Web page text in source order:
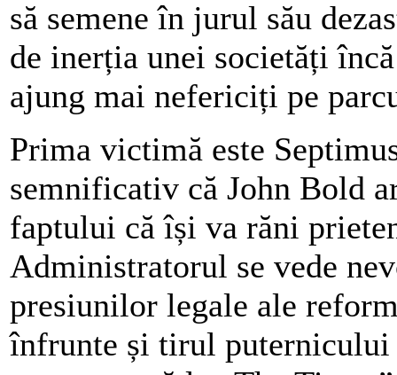
să semene în jurul său
de inerția unei societăți
ajung mai nefericiți pe
Prima victimă este
semnificativ că John Bold
faptului că își va răni
Administratorul se vede
presiunilor legale ale
înfrunte și tirul puternicului